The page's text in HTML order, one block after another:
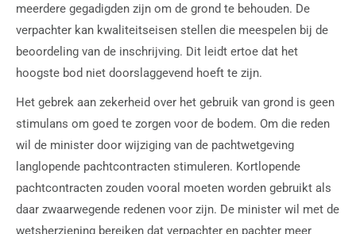
meerdere gegadigden zijn om de grond te behouden. De
verpachter kan kwaliteitseisen stellen die meespelen bij de
beoordeling van de inschrijving. Dit leidt ertoe dat het
hoogste bod niet doorslaggevend hoeft te zijn.
Het gebrek aan zekerheid over het gebruik van grond is geen
stimulans om goed te zorgen voor de bodem. Om die reden
wil de minister door wijziging van de pachtwetgeving
langlopende pachtcontracten stimuleren. Kortlopende
pachtcontracten zouden vooral moeten worden gebruikt als
daar zwaarwegende redenen voor zijn. De minister wil met de
wetsherziening bereiken dat verpachter en pachter meer